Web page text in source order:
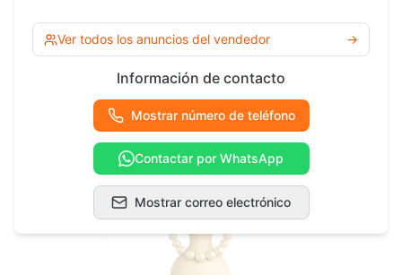
Ver todos los anuncios del vendedor →
Información de contacto
Mostrar número de teléfono
Contactar por WhatsApp
Mostrar correo electrónico